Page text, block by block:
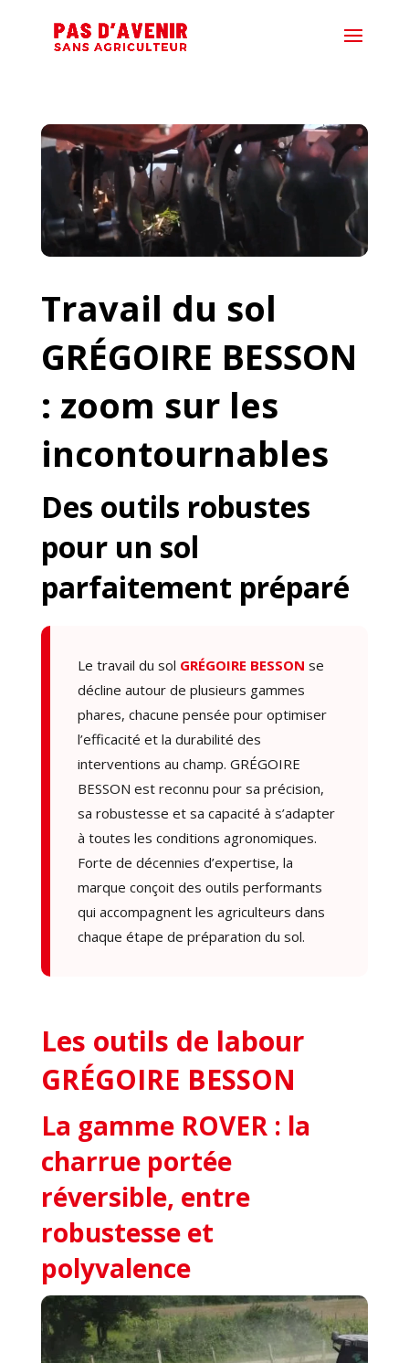
Lecteur
vidéo
Travail du sol
GRÉGOIRE BESSON
: zoom sur les
incontournables
Des outils robustes
pour un sol
parfaitement préparé
Le travail du sol GRÉGOIRE BESSON se
décline autour de plusieurs gammes
phares, chacune pensée pour optimiser
l’efficacité et la durabilité des
interventions au champ. GRÉGOIRE
BESSON est reconnu pour sa précision,
sa robustesse et sa capacité à s’adapter
à toutes les conditions agronomiques.
Forte de décennies d’expertise, la
marque conçoit des outils performants
qui accompagnent les agriculteurs dans
chaque étape de préparation du sol.
Les outils de labour
GRÉGOIRE BESSON
La gamme ROVER : la
charrue portée
réversible, entre
robustesse et
polyvalence